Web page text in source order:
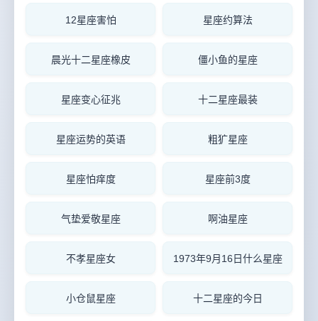
12星座害怕 星座约算法
晨光十二星座橡皮 僵小鱼的星座
星座变心征兆 十二星座最装
星座运势的英语 粗犷星座
星座怕痒度 星座前3度
气垫爱敬星座 啊油星座
不孝星座女 1973年9月16日什么星座
小仓鼠星座 十二星座的今日